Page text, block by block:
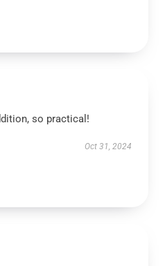
so practical!
Oct 31, 2024